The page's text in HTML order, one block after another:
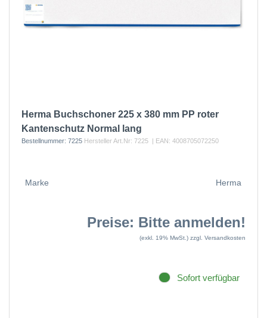
Herma Buchschoner 225 x 380 mm PP roter
Kantenschutz Normal lang
Bestellnummer: 7225 Hersteller Art.Nr: 7225 | EAN: 4008705072250
Marke Herma
Preise: Bitte anmelden!
(exkl. 19% MwSt.) zzgl. Versandkosten
Sofort verfügbar